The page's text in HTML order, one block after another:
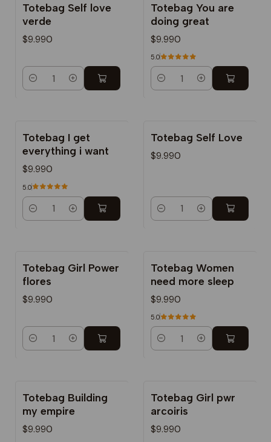
Totebag Self love
verde
$9.990
Cantidad
Totebag You are
doing great
$9.990
5.0
Cantidad
Totebag I get
everything i want
$9.990
5.0
Cantidad
Totebag Self Love
$9.990
Cantidad
Totebag Girl Power
flores
$9.990
Cantidad
Totebag Women
need more sleep
$9.990
5.0
Cantidad
Totebag Building
my empire
$9.990
Totebag Girl pwr
arcoiris
$9.990